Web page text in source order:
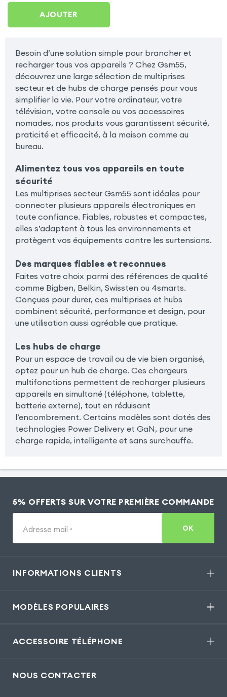
AJOUTER
Besoin d’une solution simple pour brancher et
recharger tous vos appareils ? Chez Gsm55,
découvrez une large sélection de multiprises
secteur et de hubs de charge pensés pour vous
simplifier la vie. Pour votre ordinateur, votre
télévision, votre console ou vos accessoires
nomades, nos produits vous garantissent sécurité,
praticité et efficacité, à la maison comme au
bureau.
Alimentez tous vos appareils en toute
sécurité
Les multiprises secteur Gsm55 sont idéales pour
connecter plusieurs appareils électroniques en
toute confiance. Fiables, robustes et compactes,
elles s’adaptent à tous les environnements et
protègent vos équipements contre les surtensions.
Des marques fiables et reconnues
Faites votre choix parmi des références de qualité
comme Bigben, Belkin, Swissten ou 4smarts.
Conçues pour durer, ces multiprises et hubs
combinent sécurité, performance et design, pour
une utilisation aussi agréable que pratique.
Les hubs de charge
Pour un espace de travail ou de vie bien organisé,
optez pour un hub de charge. Ces chargeurs
multifonctions permettent de recharger plusieurs
appareils en simultané (téléphone, tablette,
batterie externe), tout en réduisant
l’encombrement. Certains modèles sont dotés des
technologies Power Delivery et GaN, pour une
charge rapide, intelligente et sans surchauffe.
5% OFFERTS SUR VOTRE PREMIÈRE COMMANDE
Adresse mail * OK
INFORMATIONS CLIENTS
MODÈLES POPULAIRES
ACCESSOIRE TÉLÉPHONE
NOUS CONTACTER